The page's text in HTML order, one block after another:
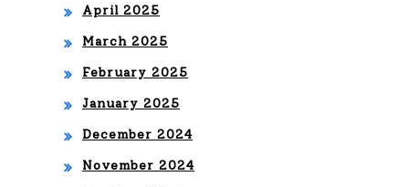
April 2025
March 2025
February 2025
January 2025
December 2024
November 2024